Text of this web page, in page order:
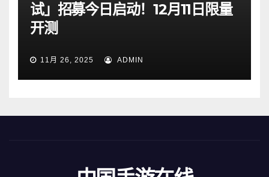
试」招募今日启动！12月11日限量
开测
11月 26, 2025 ADMIN